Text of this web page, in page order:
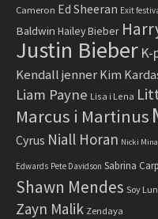
Cameron Ed Sheeran Exit
Baldwin Hailey Bieber
Justin Bieber K-
Kendall jenner Kim
Liam Payne Lisa i Lena
Marcus i Martinus
Cyrus Niall Horan Nicki
Edwards Pete Davidson Sabrina
Shawn Mendes Soy
Zayn Malik Zendaya